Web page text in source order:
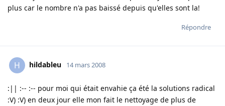
plus car le nombre n'a pas baissé depuis qu'elles sont la!
Répondre
H hildableu 14 mars 2008
:|| :-- :-- pour moi qui était envahie ça été la solutions radical
:V) :V) en deux jour elle mon fait le nettoyage de plus de